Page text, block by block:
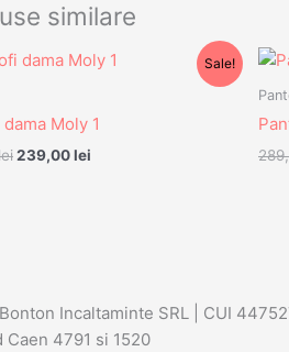
similare
Sale!
Moly 1
Prețul
259,00 lei.
239,00lei
Prețul
curent
Incaltaminte SRL | CUI
Caen 4791 si 1520